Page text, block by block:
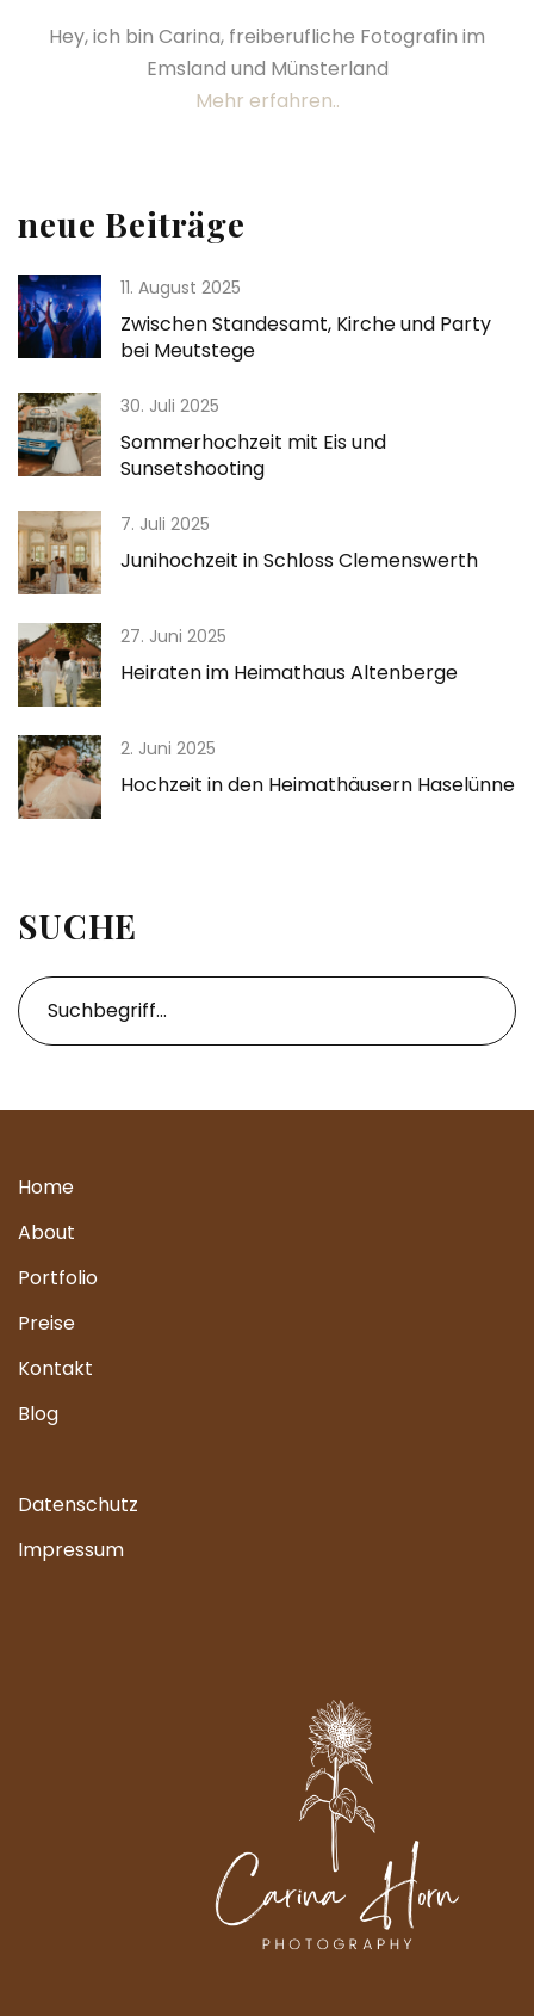
Hey, ich bin Carina, freiberufliche Fotografin im
Emsland und Münsterland
Mehr erfahren..
neue Beiträge
11. August 2025
Zwischen Standesamt, Kirche und Party
bei Meutstege
30. Juli 2025
Sommerhochzeit mit Eis und
Sunsetshooting
7. Juli 2025
Junihochzeit in Schloss Clemenswerth
27. Juni 2025
Heiraten im Heimathaus Altenberge
2. Juni 2025
Hochzeit in den Heimathäusern Haselünne
SUCHE
Home
About
Portfolio
Preise
Kontakt
Blog
Datenschutz
Impressum